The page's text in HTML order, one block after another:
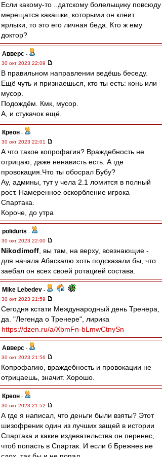
Если какому-то ..датскому болельщику повсюду
мерещатся какашки, которыми он клеит
ярлыки, то это его личная беда. Кто ж ему
доктор?
Авверс -
30 окт 2023 22:09
В правильном направлении ведёшь беседу.
Ещё чуть и признаешься, кто ты есть: конь или
мусор.
Подождём. Кмк, мусор.
А, и стукачок ещё.
Креон -
30 окт 2023 22:01
А что такое копрофагия? Враждебность не
отрицаю, даже ненависть есть. А где
провокация.Что ты обосрал Бубу?
Ау, админы, тут у чела 2.1 ломится в полный
рост. Намеренное оскорбление игрока
Спартака.
Короче, до утра
poliduris -
30 окт 2023 22:00
Nikodimoff , вы там, на верху, всезнающие -
для начала Абаскалю хоть подсказали бы, что
заебал он всех своей ротацией состава.
Mike Lebedev -
30 окт 2023 21:59
Сегодня кстати Международный день Тренера,
да. "Легенда о Тренере", лирика
https://dzen.ru/a/XbmFn-bLmwCtnySn
Авверс -
30 окт 2023 21:56
Копрофагию, враждебность и провокации не
отрицаешь, значит. Хорошо.
Креон -
30 окт 2023 21:52
А где я написал, что деньги были взяты? Этот
шизофреник один из лучших защей в истории
Спартака и какие издевательства он перенес,
чтоб попасть в Спартак. И если б Брежнев не